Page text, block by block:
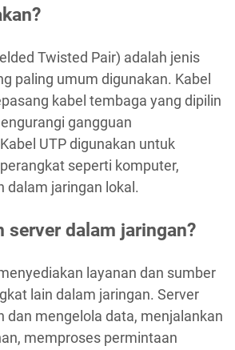
Twisted Pair) adalah jenis
paling umum digunakan. Kabel
kabel tembaga yang dipilin
gangguan
UTP digunakan untuk
seperti komputer,
dalam jaringan lokal.
server dalam jaringan?
layanan dan sumber
lain dalam jaringan. Server
dan mengelola data, menjalankan
memproses permintaan